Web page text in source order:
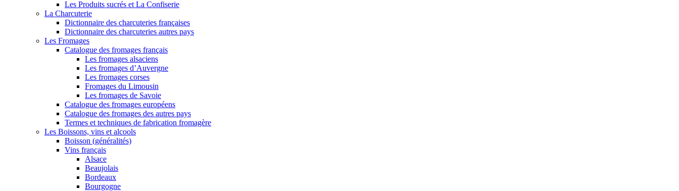
Les Produits sucrés et La Confiserie
La Charcuterie
Dictionnaire des charcuteries françaises
Dictionnaire des charcuteries autres pays
Les Fromages
Catalogue des fromages français
Les fromages alsaciens
Les fromages d’Auvergne
Les fromages corses
Fromages du Limousin
Les fromages de Savoie
Catalogue des fromages européens
Catalogue des fromages des autres pays
Termes et techniques de fabrication fromagère
Les Boissons, vins et alcools
Boisson (généralités)
Vins français
Alsace
Beaujolais
Bordeaux
Bourgogne